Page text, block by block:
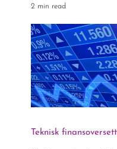
2 min read
Teknisk